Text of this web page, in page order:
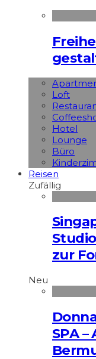
Loft
Hotel
Lounge
Büro
Reisen
Zufällig
zur
Neu
SPA